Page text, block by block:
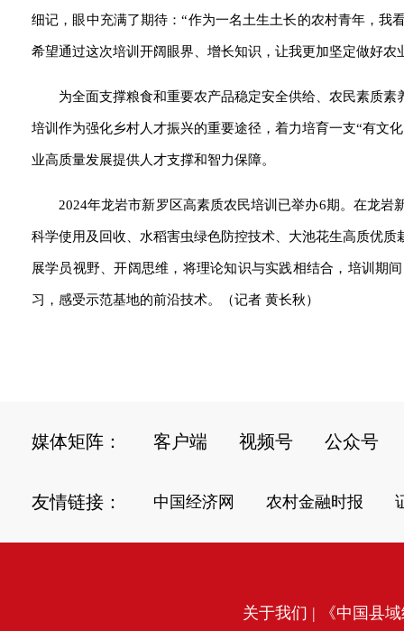
细记，眼中充满了期待：“作为一名土生土长的农村青年，
希望通过这次培训开阔眼界、增长知识，让我更加坚定做好农
为全面支撑粮食和重要农产品稳定安全供给、农民素质
培训作为强化乡村人才振兴的重要途径，着力培育一支“有文
业高质量发展提供人才支撑和智力保障。
2024年龙岩市新罗区高素质农民培训已举办6期。在龙
科学使用及回收、水稻害虫绿色防控技术、大池花生高质优
展学员视野、开阔思维，将理论知识与实践相结合，培训期
习，感受示范基地的前沿技术。（记者 黄长秋）
媒体矩阵： 客户端 视频号 公众号
友情链接： 中国经济网 农村金融时报
关于我们 | 《中国县